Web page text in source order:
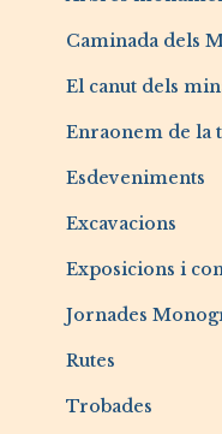
Caminada dels
El canut dels
Enraonem de la
Esdeveniments
Excavacions
Exposicions i
Jornades
Rutes
Trobades